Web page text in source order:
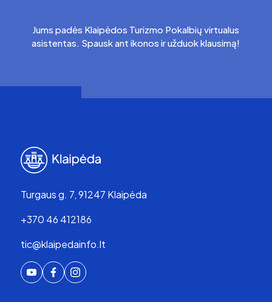
Jums padės Klaipėdos Turizmo Pokalbių virtualus
asistentas. Spausk ant ikonos ir užduok klausimą!
Turgaus g. 7, 91247 Klaipėda
+370 46 412186
tic@klaipedainfo.lt